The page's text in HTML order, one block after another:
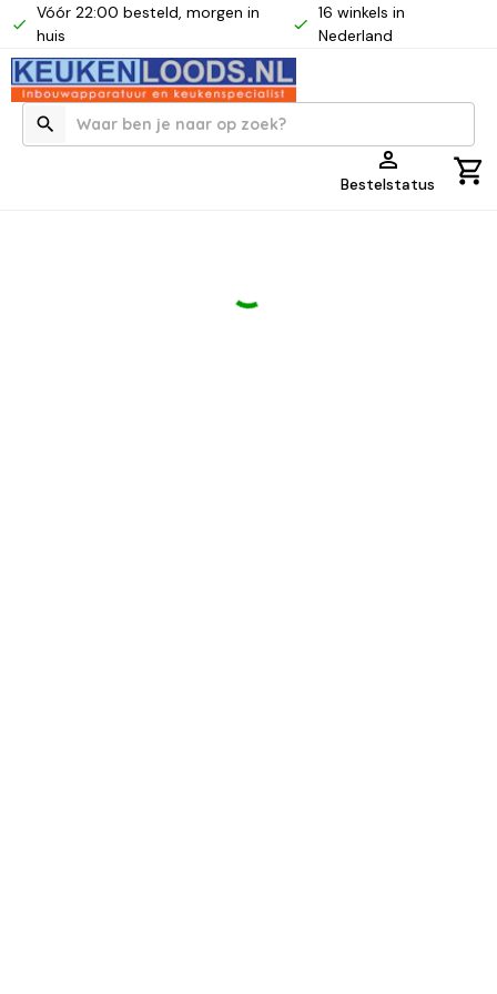
Vóór 22:00 besteld, morgen in
huis
16 winkels in
Nederland
Bestelstatus